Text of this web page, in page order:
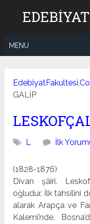
MENU
GALİP
L İlk
(1828-1876)
Dîvan şâiri.
oğludur. İlk tahsilini
alarak Arap­ça ve
Kalemi’nde,